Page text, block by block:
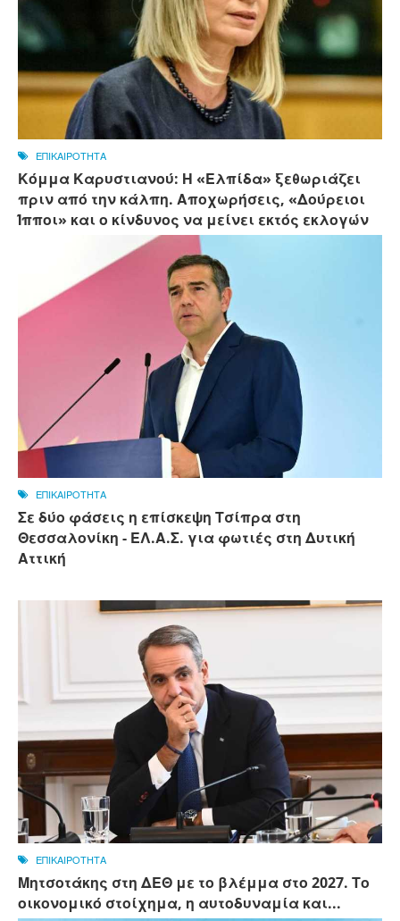
ΕΠΙΚΑΙΡΟΤΗΤΑ
Κόμμα Καρυστιανού: Η «Ελπίδα» ξεθωριάζει
πριν από την κάλπη. Αποχωρήσεις, «Δούρειοι
Ίπποι» και ο κίνδυνος να μείνει εκτός εκλογών
ΕΠΙΚΑΙΡΟΤΗΤΑ
Σε δύο φάσεις η επίσκεψη Τσίπρα στη
Θεσσαλονίκη - ΕΛ.Α.Σ. για φωτιές στη Δυτική
Αττική
ΕΠΙΚΑΙΡΟΤΗΤΑ
Μητσοτάκης στη ΔΕΘ με το βλέμμα στο 2027. Το
οικονομικό στοίχημα, η αυτοδυναμία και...